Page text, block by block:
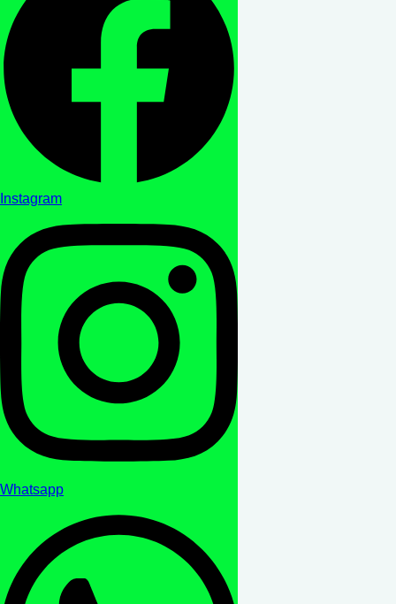
Instagram
Whatsapp